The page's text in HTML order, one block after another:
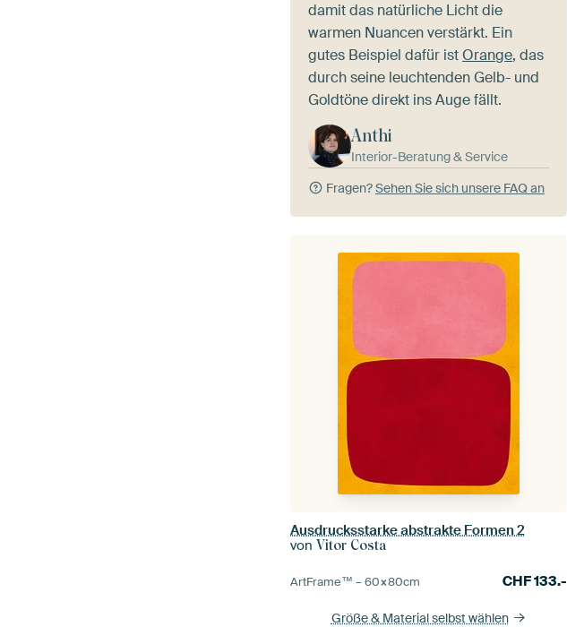
damit das natürliche Licht die
warmen Nuancen verstärkt. Ein
gutes Beispiel dafür istOrange, das
durch seine leuchtenden Gelb- und
Goldtöne direkt ins Auge fällt.
Anthi
Interior-Beratung & Service
Fragen?Sehen Sie sich unsere FAQ an
Ausdrucksstarke abstrakte Formen 2
vonVitor Costa
ArtFrame™ –60×80cm CHF133.-
Größe & Material selbst wählen